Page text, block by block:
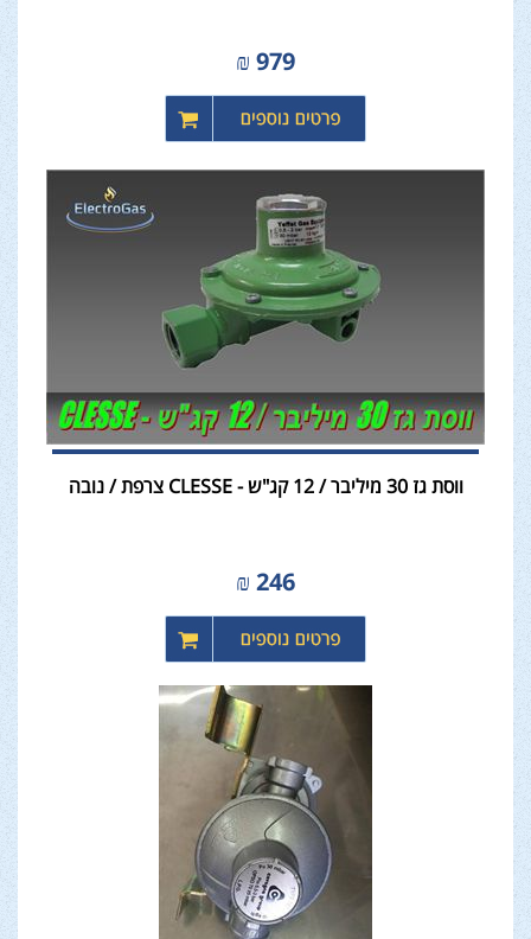
979
₪
ווסת גז 30 מיליבר / 12 קג"ש - CLESSE צרפת / נובה
246
₪